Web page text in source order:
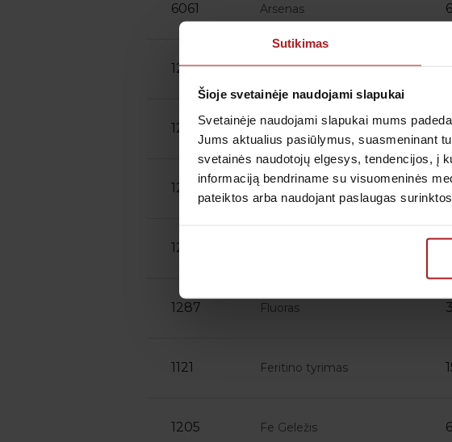
Sutikimas
Šioje svetainėje naudojami slapukai
Svetainėje naudojami slapukai mums
Jums aktualius pasiūlymus, suasmeninant
svetainės naudotojų elgesys, tendencijos, į
informaciją bendriname su visuomeninės
pateiktos arba naudojant paslaugas
6061 Arsenas
1203 Ca Kalcis
1245 I Jodas (serume)
1249
Hg Gyvsidabris (paros)
šlapime
1248
1287 Fluoras
1121 Feritino tyrimas
1205 Fe Geležis